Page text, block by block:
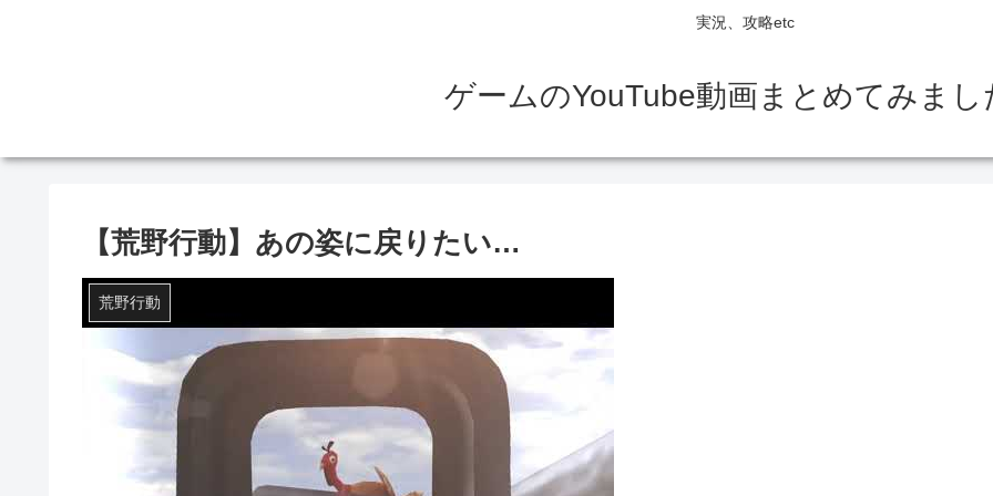
実況、攻略etc
ゲームのYouTube動画まとめてみまし
【荒野行動】あの姿に戻りたい…
荒野行動